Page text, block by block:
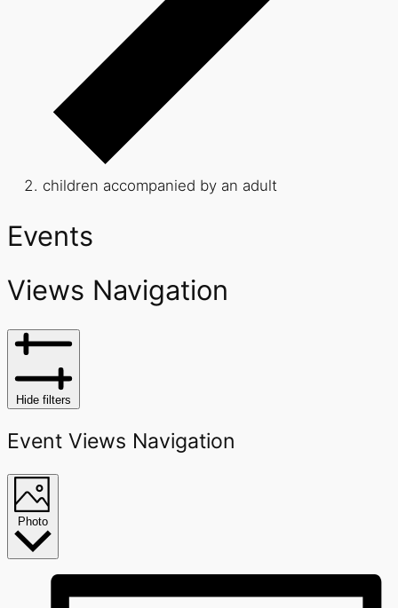
children accompanied by an adult
Events
Views Navigation
Hide filters
Event Views Navigation
Photo